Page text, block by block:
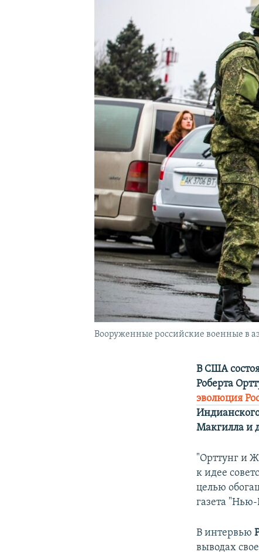
УКРАИНСКАЯ ПРОБЛЕМА КРЫМА
Вооруженные российские военные в
В США
Роберта
эволюция
Макгилла и
"Орттунг и
к идее
целью
газета
В интервью
выводах